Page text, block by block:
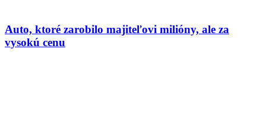
Auto, ktoré zarobilo majiteľovi milióny, ale za
vysokú cenu